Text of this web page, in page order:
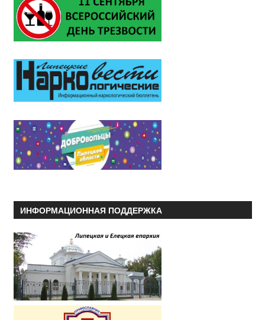
ИНФОРМАЦИОННАЯ ПОДДЕРЖКА